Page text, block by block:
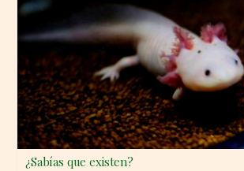
¿Sabías que existen?